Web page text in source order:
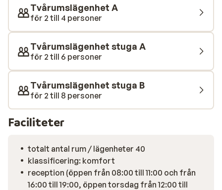
hemma här. Rummen har alla bekvämligheter, inklusive
en rymlig balkong, omfattande pentry och ett fint
badrum. Du kan få upp värmen i bastun eller ta ett
uppfriskande dopp i den uppvärmda utomhuspoolen. I
Valfrejus centrum hittar du flera restauranger och
barer där du kan njuta av en god middag och en drink.
Tvårumslägenhet A
för 2 till 4 personer
Tvårumslägenhet stuga A
för 2 till 6 personer
Tvårumslägenhet stuga B
för 2 till 8 personer
Faciliteter
totalt antal rum / lägenheter 40
klassificering: komfort
reception (öppen från 08:00 till 11:00 och från
16:00 till 19:00, öppen torsdag från 12:00 till